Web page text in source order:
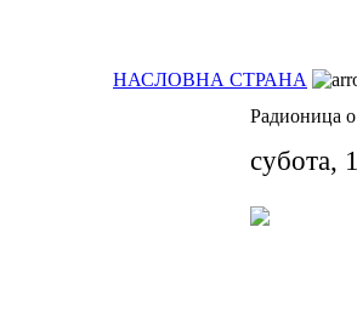
НАСЛОВНА СТРАНА
Радионица
субота,